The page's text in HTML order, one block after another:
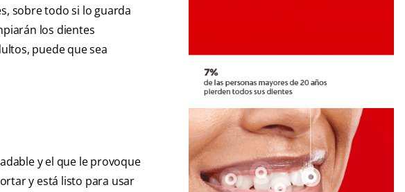
sobre todo si lo guarda
los dientes
puede que sea
y el que le provoque
y está listo para usar